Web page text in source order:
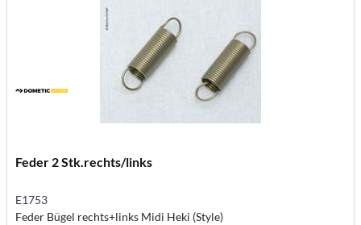
Feder 2 Stk.rechts/links
E1753
Feder Bügel rechts+links Midi Heki (Style)